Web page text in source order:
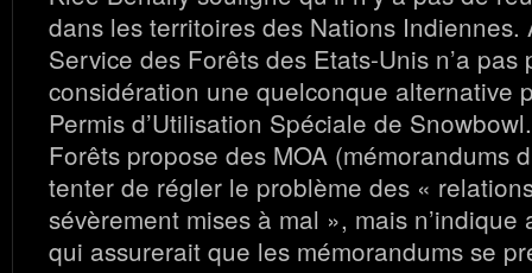
dans les territoires des Nations Indiennes.
Service des Forêts des Etats-Unis n’a pas
considération une quelconque alternative
Permis d’Utilisation Spéciale de
Forêts propose des MOA (mémorandums
tenter de régler le problème des «
sévèrement mises à mal », mais
qui assurerait que les mémorandums se